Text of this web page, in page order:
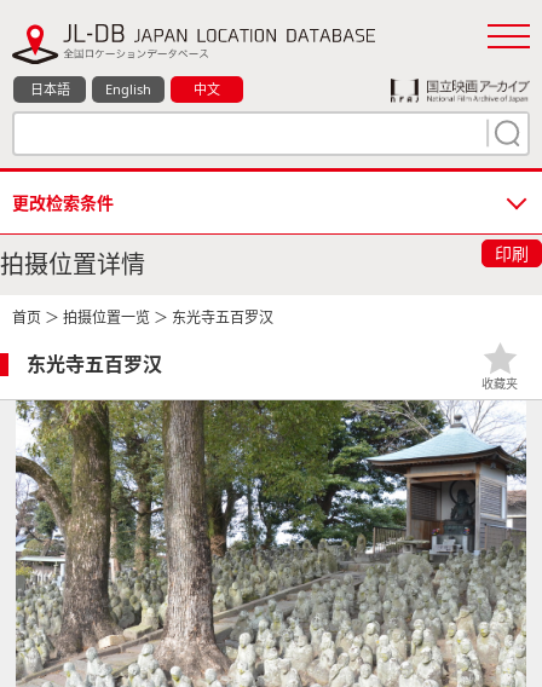
日本語 English 中文
更改检索条件
拍摄位置详情 印刷
首页 ＞ 拍摄位置一览 ＞ 东光寺五百罗汉
东光寺五百罗汉
收藏夹